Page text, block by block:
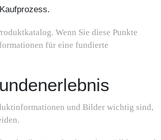
Wenn Sie diese Punkte
für eine fundierte
und Bilder wichtig sind,